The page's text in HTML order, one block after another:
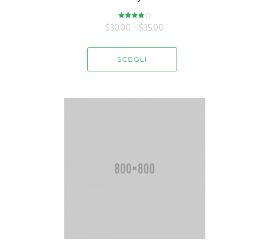
Valutato
4.00
$30.00 - $35.00
SCEGLI